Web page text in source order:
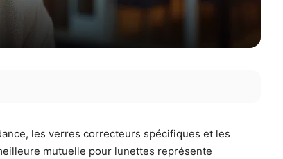
les verres correcteurs spécifiques et les
mutuelle pour lunettes représente